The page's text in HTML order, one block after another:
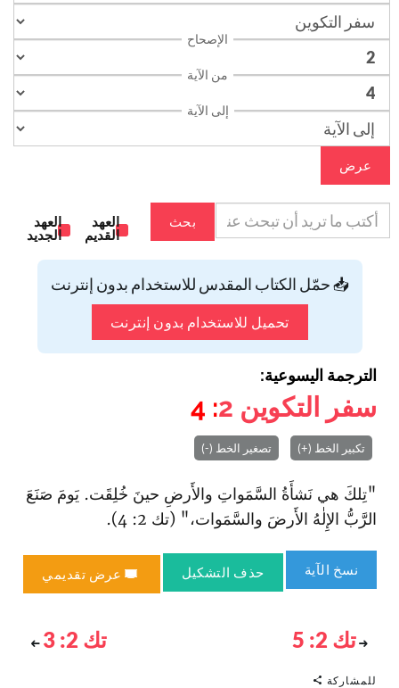
الإصحاح
من الآية
إلى الآية
عرض
بحث
العهد
القديم
العهد
الجديد
📥 حمّل الكتاب المقدس للاستخدام بدون إنترنت
تحميل للاستخدام بدون إنترنت
الترجمة اليسوعية:
سفر التكوين 2
: 4
تكبير الخط (+) تصغير الخط (-)
"تِلكَ هي نَشأَةُ السَّمَواتِ والأَرضِ حينَ خُلِقَت. يَومَ صَنَعَ
الرَّبُّ الإِلٰهُ الأَرضَ والسَّمَوات،" (تك 2: 4).
نسخ الآية حذف التشكيل عرض تقديمي
تك 2: 5 تك 2: 3
للمشاركة